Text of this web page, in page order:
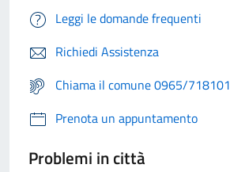
Leggi le domande frequenti
Richiedi Assistenza
Chiama il comune 0965/718101
Prenota un appuntamento
Problemi in città